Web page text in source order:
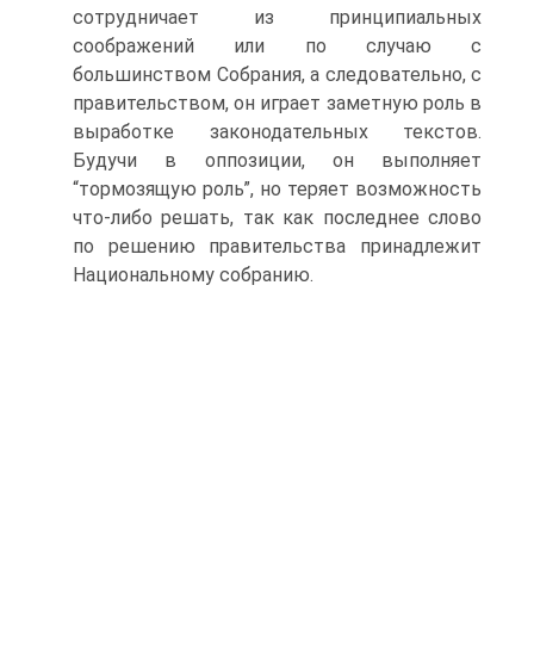
сотрудничает из принципиальных
соображений или по случаю с
большинством Собрания, а следовательно, с
правительством, он играет заметную роль в
выработке законодательных текстов.
Будучи в оппозиции, он выполняет
“тормозящую роль”, но теряет возможность
что-либо решать, так как последнее слово
по решению правительства принадлежит
Национальному собранию.